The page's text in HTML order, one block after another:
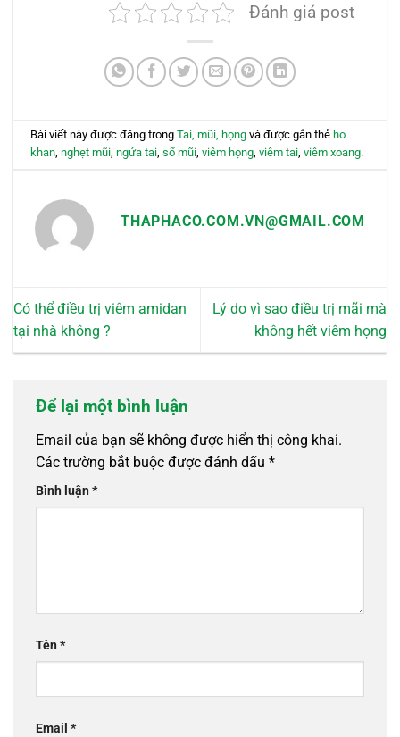
Đánh giá post
Bài viết này được đăng trongTai, mũi, họng và được gắn thẻ ho
khan,nghẹt mũi,ngứa tai,sổ mũi,viêm họng,viêm tai,viêm xoang.
THAPHACO.COM.VN@GMAIL.COM
Có thể điều trị viêm amidan
tại nhà không ?
Lý do vì sao điều trị mãi mà
không hết viêm họng
Để lại một bình luận
Email của bạn sẽ không được hiển thị công khai.
Các trường bắt buộc được đánh dấu *
Bình luận*
Tên*
Email *